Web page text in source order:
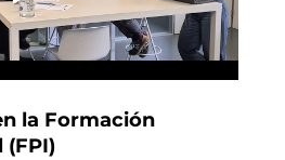
la Formación
(FPI)